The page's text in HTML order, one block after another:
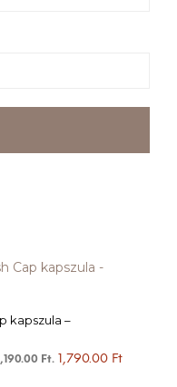
kapszula –
Ft. 1,790.00 Ft